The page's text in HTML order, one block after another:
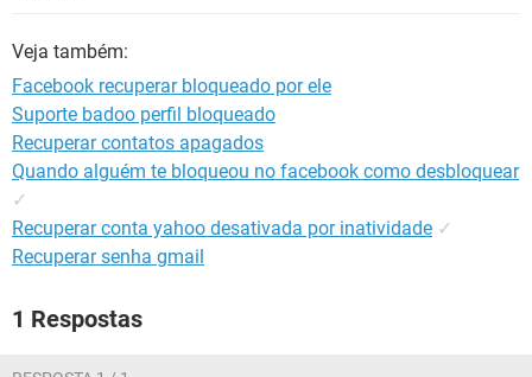
Veja também:
Facebook recuperar bloqueado por ele
Suporte badoo perfil bloqueado
Recuperar contatos apagados
Quando alguém te bloqueou no facebook como desbloquear
✓
Recuperar conta yahoo desativada por inatividade ✓
Recuperar senha gmail
1 Respostas